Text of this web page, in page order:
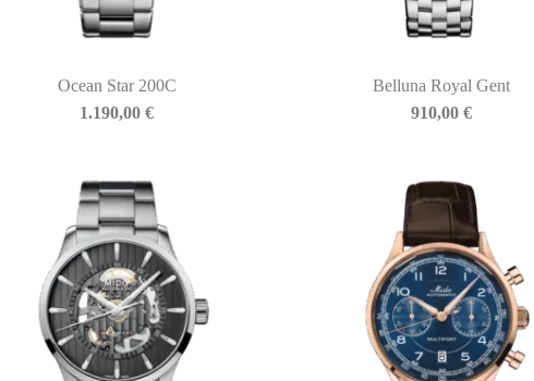
Ocean Star 200C
1.190,00€
Belluna Royal Gent
910,00 €